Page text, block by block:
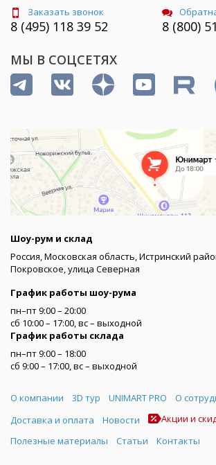
Заказать звонок
8 (495) 118 39 52
8 (800)
МЫ В СОЦСЕТЯХ
Шоу-рум и склад
Россия, Московская область, Истринский
Покровское, улица Северная
График работы шоу-рума
пн–пт 9:00 – 20:00
сб 10:00 – 17:00, вс – выходной
График работы склада
пн–пт 9:00 – 18:00
сб 9:00 – 17:00, вс – выходной
Меню
О компании 3D тур UNIMART PRO
О
Доставка и оплата
Новости
Акции и
Полезные материалы
Статьи Контакты